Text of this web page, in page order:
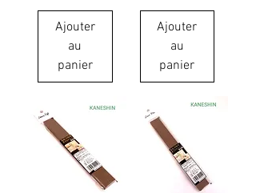
Ajouter
au
panier
Ajouter
au
panier